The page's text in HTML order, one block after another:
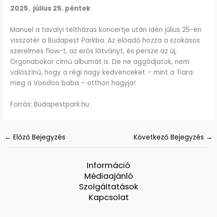
2025. július 25. péntek
Manuel a tavalyi teltházas koncertje után idén július 25-én
visszatér a Budapest Parkba. Az előadó hozza a szokásos
szerelmes flow-t, az erős látványt, és persze az új,
Orgonabokor című albumát is. De ne aggódjatok, nem
valószínű, hogy a régi nagy kedvenceket – mint a Tiara
meg a Voodoo baba – otthon hagyja!
Forrás: Budapestpark.hu
← Előző Bejegyzés Következő Bejegyzés →
Információ
Médiaajánló
Szolgáltatások
Kapcsolat